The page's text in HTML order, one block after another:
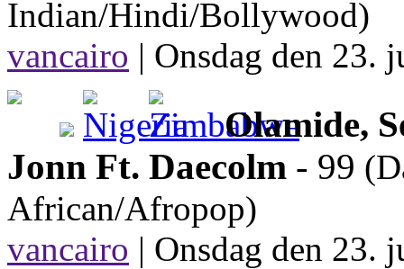
Indian/Hindi/Bollywood)
vancairo | Onsdag den 23.
Olamide,
Jonn Ft. Daecolm - 99
African/Afropop)
vancairo | Onsdag den 23.